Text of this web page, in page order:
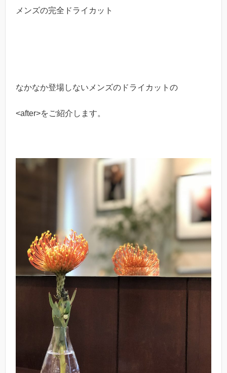
メンズの完全ドライカット
なかなか登場しないメンズのドライカットの
<after>をご紹介します。